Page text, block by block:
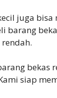
juga
barang
bekas
siap